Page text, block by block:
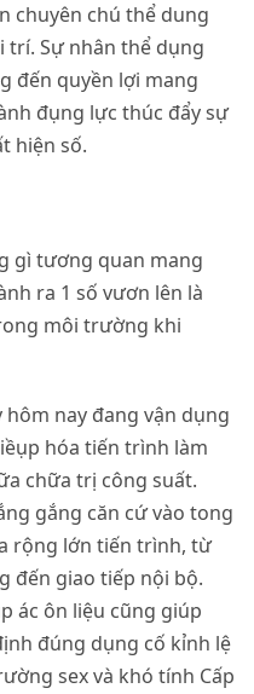
chuyên chú thể dung
trí. Sự nhân thể dụng
đến quyền lợi mang
đụng lực thúc đẩy sự
hiện số.
gì tương quan mang
ra 1 số vươn lên là
môi trường khi
nay đang vận dụng
hóa tiến trình làm
chữa trị công suất.
gắng căn cứ vào tong
rộng lớn tiến trình, từ
đến giao tiếp nội bộ.
ác ôn liệu cũng giúp
đúng dụng cố kỉnh lệ
sex và khó tính Cấp